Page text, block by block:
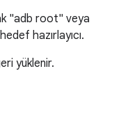
"adb root" veya
hazırlayıcı.
yüklenir.